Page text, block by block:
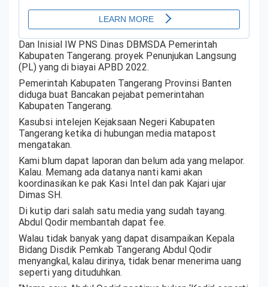
Dan Inisial IW PNS Dinas DBMSDA Pemerintah
Kabupaten Tangerang. proyek Penunjukan Langsung
(PL) yang di biayai APBD 2022.
Pemerintah Kabupaten Tangerang Provinsi Banten
diduga buat Bancakan pejabat pemerintahan
Kabupaten Tangerang.
Kasubsi intelejen Kejaksaan Negeri Kabupaten
Tangerang ketika di hubungan media matapost
mengatakan.
Kami blum dapat laporan dan belum ada yang melapor.
Kalau. Memang ada datanya nanti kami akan
koordinasikan ke pak Kasi Intel dan pak Kajari ujar
Dimas SH.
Di kutip dari salah satu media yang sudah tayang.
Abdul Qodir membantah dapat fee.
Walau tidak banyak yang dapat disampaikan Kepala
Bidang Disdik Pemkab Tangerang Abdul Qodir
menyangkal, kalau dirinya, tidak benar menerima uang
seperti yang dituduhkan.